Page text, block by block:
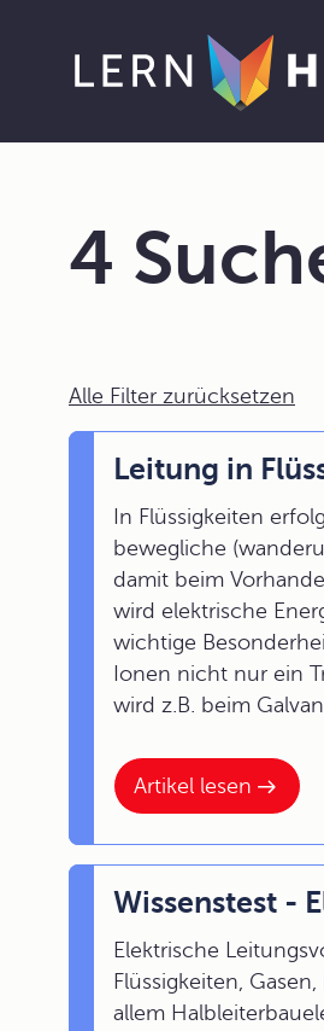
4
Alle Filter zurücksetzen
Artikel lesen
Leitung in
In Flüssigkeiten
bewegliche
damit beim
wird elektrische
wichtige
Ionen nicht nur ein
wird z.B. beim
Wissenstest -
Elektrische
Flüssigkeiten,
allem